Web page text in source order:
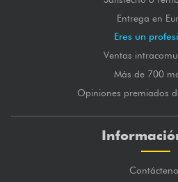
Entrega en
Eres un
Ventas
Más de 700
Opiniones premiados